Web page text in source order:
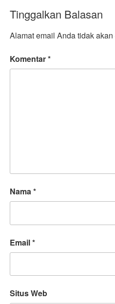
Tinggalkan Balasan
Alamat email Anda tidak
Komentar*
Nama*
Email*
Situs Web